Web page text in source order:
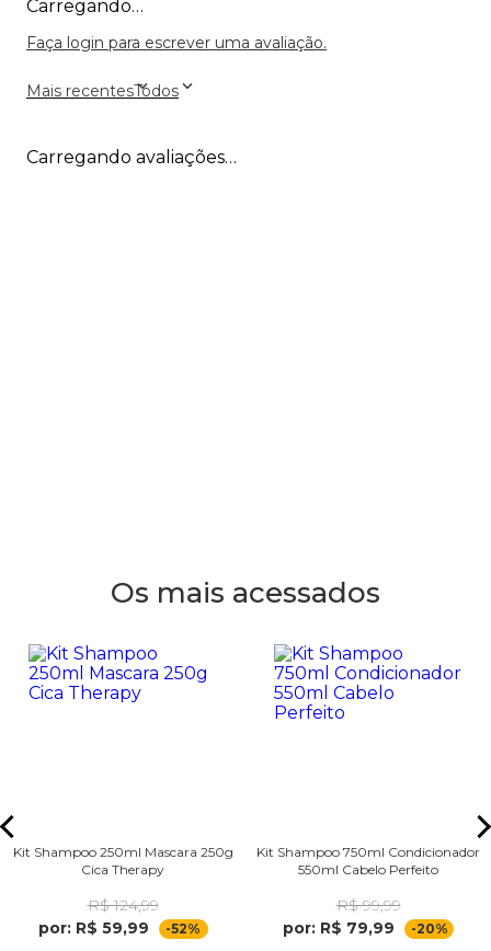
Carregando…
Faça login para escrever uma avaliação.
Mais recentesTodos
Carregando avaliações…
Os mais acessados
Kit Shampoo 250ml Mascara 250g
Cica Therapy
R$ 124,99
por: R$ 59,99
-52%
Kit Shampoo 750ml Condicionador
550ml Cabelo Perfeito
R$ 99,99
por: R$ 79,99
-20%